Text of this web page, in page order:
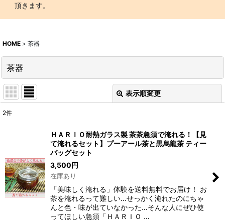
頂きます。
HOME > 茶器
茶器
表示順変更
2件
ＨＡＲＩＯ耐熱ガラス製 茶茶急須で淹れる！【見
て淹れるセット】プーアール茶と黒烏龍茶 ティー
バッグセット
3,500円
在庫あり
「美味しく淹れる」体験を送料無料でお届け！ お
茶を淹れるって難しい…せっかく淹れたのにちゃ
んと色・味が出ていなかった…そんな人にぜひ使
ってほしい急須「ＨＡＲＩＯ …